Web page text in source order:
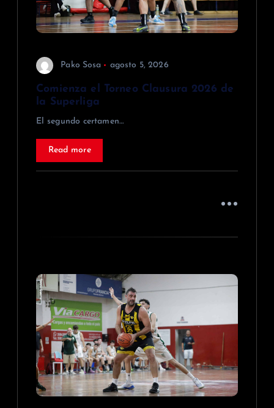
Pako Sosa agosto 5, 2026
Comienza el Torneo Clausura 2026 de
la Superliga
El segundo certamen…
Read more